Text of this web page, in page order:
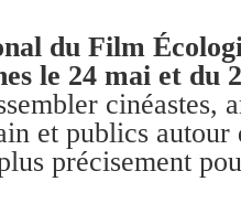
du Film
le 24 mai et du
cinéastes,
et publics autour
précisement